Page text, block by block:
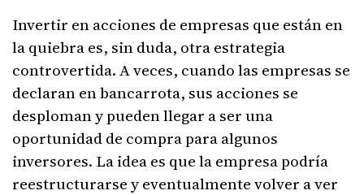
Invertir en acciones de empresas que están en
la quiebra es, sin duda, otra estrategia
controvertida. A veces, cuando las empresas se
declaran en bancarrota, sus acciones se
desploman y pueden llegar a ser una
oportunidad de compra para algunos
inversores. La idea es que la empresa podría
reestructurarse y eventualmente volver a ver